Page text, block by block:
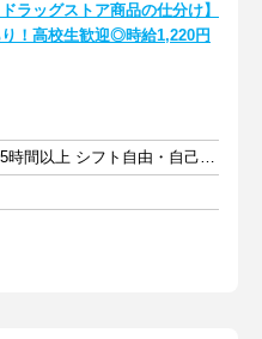
ドラッグストア商品の仕分け】
！高校生歓迎◎時給1,220円
週1日以上 1日4.5時間以上 シフト自由・自己申告